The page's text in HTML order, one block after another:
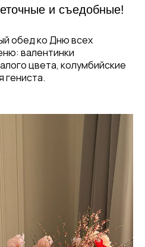
и съедобные!
обед ко Дню всех
валентинки
цвета, колумбийские
гениста.